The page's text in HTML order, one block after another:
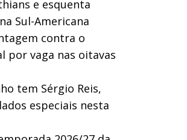
e esquenta
Sul-Americana
contra o
por vaga nas oitavas
tem Sérgio Reis,
especiais nesta